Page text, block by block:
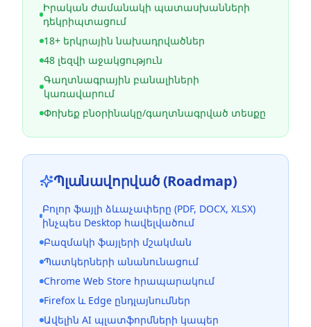
Իրական ժամանակի պատասխանների
դեկրիպտացում
18+ երկրային նախադրվածներ
48 լեզվի աջակցություն
Գաղտնագրային բանալիների
կառավարում
Փոխեք բնօրինակը/գաղտնագրված տեսքը
Պլանավորված (Roadmap)
Բոլոր ֆայլի ձևաչափերը (PDF, DOCX, XLSX)
ինչպես Desktop հավելվածում
Բազմակի ֆայլերի մշակման
Պատկերների անանունացում
Chrome Web Store հրապարակում
Firefox և Edge ընդլայնումներ
Ավելին AI պլատֆորմների կապեր